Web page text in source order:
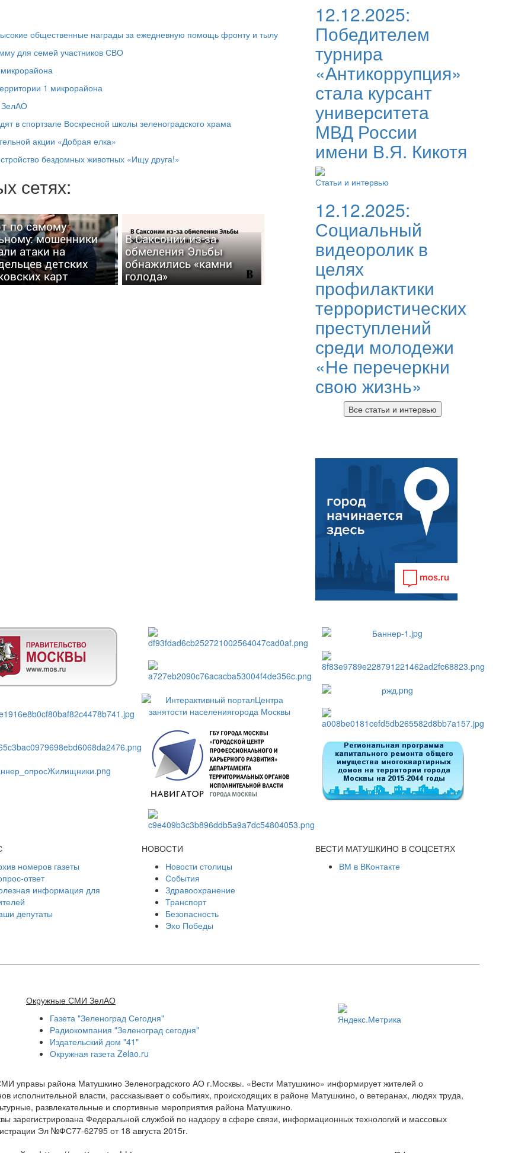
общественные награды за ежедневную помощь фронту и тылу
для семей участников СВО
1 микрорайона
ЗелАО
в спортзале Воскресной школы зеленоградского храма
акции «Добрая елка»
бездомных животных «Ищу друга!»
сетях:
по самому
мошенники
атаки на
детских
карт
В Саксонии из-за
обмеления Эльбы
обнажились «камни
голода»
12.12.2025:
Победителем
турнира
«Антикоррупция»
стала курсант
университета
МВД России
имени В.Я. Кикотя
Статьи и интервью
12.12.2025:
Социальный
видеоролик в
целях
профилактики
террористических
преступлений
среди молодежи
«Не перечеркни
свою жизнь»
Все статьи и интервью
номеров газеты
ответ
информация для
депутаты
НОВОСТИ
Новости столицы
События
Здравоохранение
Транспорт
Безопасность
Эхо Победы
ВЕСТИ МАТУШКИНО В СОЦСЕТЯХ
ВМ в ВКонтакте
Окружные СМИ ЗелАО
Газета "Зеленоград Сегодня"
Радиокомпания "Зеленоград сегодня"
Издательский дом "41"
Окружная газета Zelao.ru
управы района Матушкино Зеленоградского АО г.Москвы. «Вести Матушкино» информирует жителей о
исполнительной власти, рассказывает о событиях, происходящих в районе Матушкино, о ветеранах, людях труда,
развлекательные и спортивные мероприятия района Матушкино.
зарегистрирована Федеральной службой по надзору в сфере связи, информационных технологий и массовых
Эл №ФС77-62795 от 18 августа 2015г.